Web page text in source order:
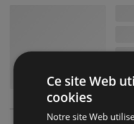
Ce site Web
cookies
Notre site Web